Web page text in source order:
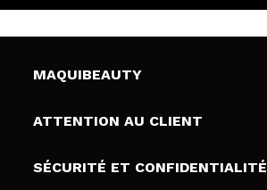
MAQUIBEAUTY
Qui sommes nous
Cartes-cadeaux
ATTENTION AU CLIENT
Livraison & retour
SÉCURITÉ ET CONFIDENTIALITÉ